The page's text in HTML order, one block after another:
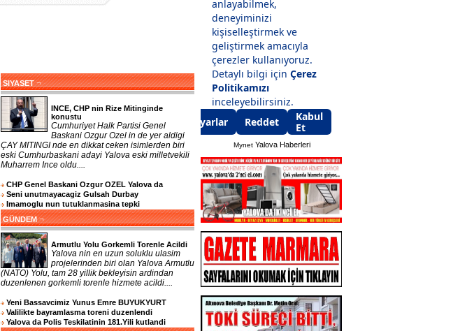
SIYASET ¬
INCE, CHP nin Rize Mitinginde
konustu
Cumhuriyet Halk Partisi Genel
Baskani Ozgur Ozel in de yer aldigi
ÇAY MITINGI nde en dikkat ceken isimlerden biri
eski Cumhurbaskani adayi Yalova eski milletvekili
Muharrem Ince oldu....
CHP Genel Baskani Ozgur OZEL Yalova da
Seni unutmayacagiz Gulsah Durbay
Imamoglu nun tutuklanmasina tepki
GÜNDEM ¬
Armutlu Yolu Gorkemli Torenle Acildi
Yalova nin en uzun soluklu ulasim
projelerinden biri olan Yalova Armutlu
(NATO) Yolu, tam 28 yillik bekleyisin ardindan
duzenlenen gorkemli torenle hizmete acildi....
Yeni Bassavcimiz Yunus Emre BUYUKYURT
Valilikte bayramlasma toreni duzenlendi
Yalova da Polis Teskilatinin 181.Yili kutlandi
Mynet Yalova Haberleri